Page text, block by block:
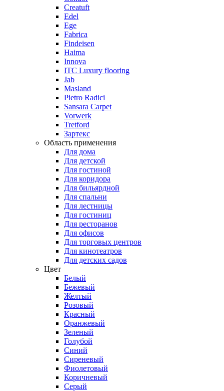
Creatuft
Edel
Ege
Fabrica
Findeisen
Haima
Innova
ITC Luxury flooring
Jab
Masland
Pietro Radici
Sansara Carpet
Vorwerk
Tretford
Зартекс
Область применения
Для дома
Для детской
Для гостиной
Для коридора
Для бильярдной
Для спальни
Для лестницы
Для гостиниц
Для ресторанов
Для офисов
Для торговых центров
Для кинотеатров
Для детских садов
Цвет
Белый
Бежевый
Желтый
Розовый
Красный
Оранжевый
Зеленый
Голубой
Синий
Сиреневый
Фиолетовый
Коричневый
Серый